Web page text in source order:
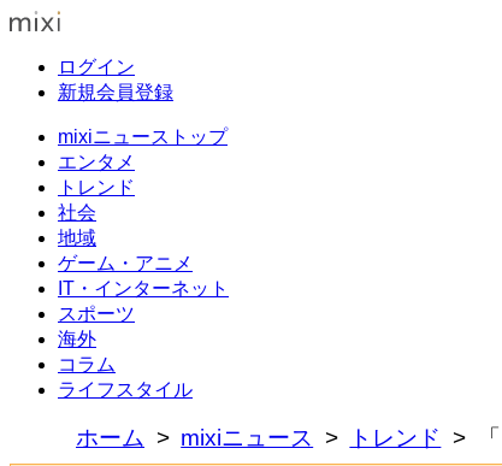
ログイン
新規会員登録
mixiニューストップ
エンタメ
トレンド
社会
地域
ゲーム・アニメ
IT・インターネット
スポーツ
海外
コラム
ライフスタイル
ホーム mixiニュース トレンド